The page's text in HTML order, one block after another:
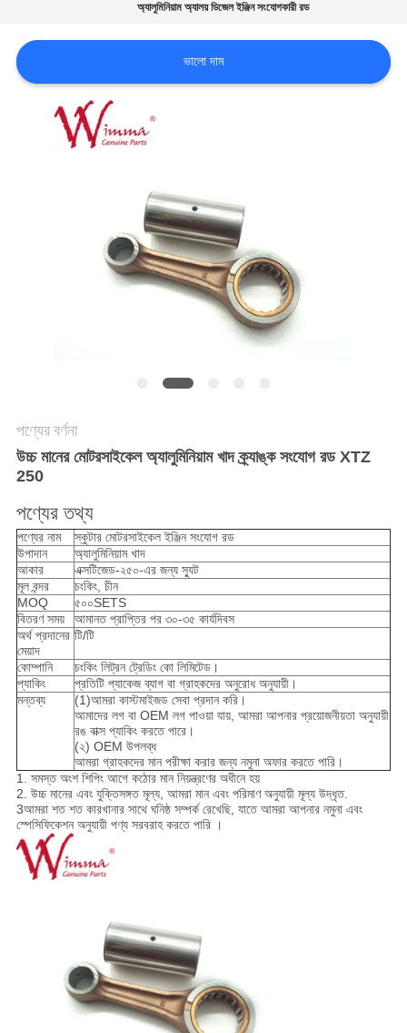
উদ্ধৃতি
অনুরোধ
অ্যালুমিনিয়াম অ্যালয় ডিজেল ইঞ্জিন সংযোগকারী রড
ভালো দাম
পণ্যের বর্ণনা
উচ্চ মানের মোটরসাইকেল অ্যালুমিনিয়াম খাদ ক্র্যাঙ্ক সংযোগ রড XTZ
250
পণ্যের তথ্য
পণ্যের নাম
স্কুটার মোটরসাইকেল ইঞ্জিন সংযোগ রড
উপাদান
অ্যালুমিনিয়াম খাদ
আকার
এক্সটিজেড-২৫০-এর জন্য স্যুট
মূল বন্দর
চংকিং, চীন
MOQ
৫০০SETS
বিতরণ সময়
আমানত প্রাপ্তির পর ৩০-৩৫ কার্যদিবস
অর্থ প্রদানের
মেয়াদ
টি/টি
কোম্পানি
চংকিং লিট্রন ট্রেডিং কো লিমিটেড।
প্যাকিং
প্রতিটি প্যাকেজ ব্যাগ বা গ্রাহকদের অনুরোধ অনুযায়ী।
মন্তব্য
(1)আমরা কাস্টমাইজড সেবা প্রদান করি।
আমাদের লগ বা OEM লগ পাওয়া যায়, আমরা আপনার প্রয়োজনীয়তা অনুযায়ী
রঙ বাক্স প্যাকিং করতে পারে।
(২) OEM উপলব্ধ
আমরা গ্রাহকদের মান পরীক্ষা করার জন্য নমুনা অফার করতে পারি।
1. সমস্ত অংশ শিপিং আগে কঠোর মান নিয়ন্ত্রণের অধীনে হয়
2. উচ্চ মানের এবং যুক্তিসঙ্গত মূল্য, আমরা মান এবং পরিমাণ অনুযায়ী মূল্য উদ্ধৃত.
3আমরা শত শত কারখানার সাথে ঘনিষ্ঠ সম্পর্ক রেখেছি, যাতে আমরা আপনার নমুনা এবং
স্পেসিফিকেশন অনুযায়ী পণ্য সরবরাহ করতে পারি ।